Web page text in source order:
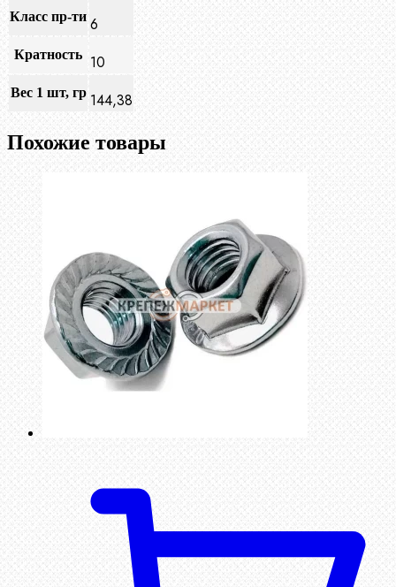
Класс пр-ти 6
Кратность 10
Вес 1 шт, гр 144,38
Похожие товары